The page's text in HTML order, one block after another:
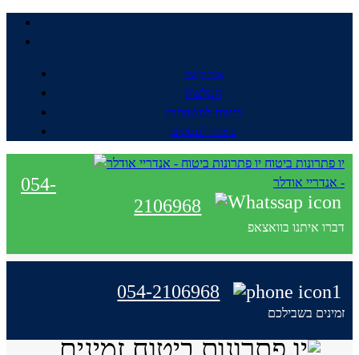
צור קשר
המלצות
ביטוח למשפחות
ביטוח לעסקים
יו פתרונות ביטוח
- אנדריי אודלר
054-
2106968
דברו איתנו בוואצאפ
054-2106968
זמינים בשבילכם